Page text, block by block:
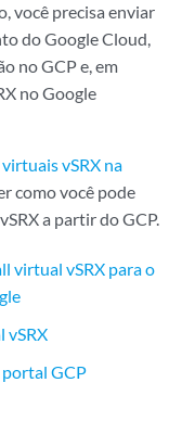
você precisa enviar
do Google Cloud,
no GCP e, em
no Google
vSRX na
como você pode
a partir do GCP.
virtual vSRX para o
vSRX
GCP